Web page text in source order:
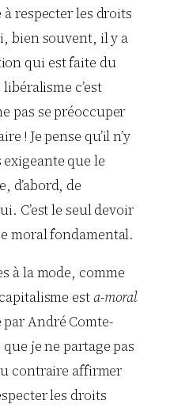
respecter les droits
bien souvent, il y a
qui est faite du
c’est
pas se préoccuper
! Je pense qu’il n’y
que le
d’abord, de
C’est le seul devoir
moral fondamental.
à la mode, comme
esta-moral
André Comte-
je ne partage pas
contraire affirmer
les droits